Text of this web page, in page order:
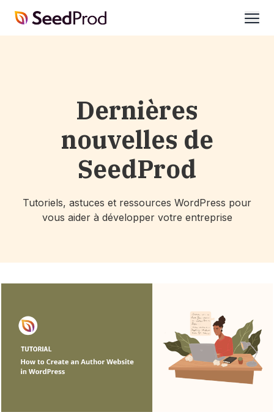
SeedProd
Dernières
nouvelles de
SeedProd
Tutoriels, astuces et ressources WordPress pour
vous aider à développer votre entreprise